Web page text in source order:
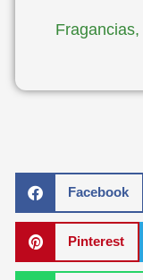
Facebook
Pinterest